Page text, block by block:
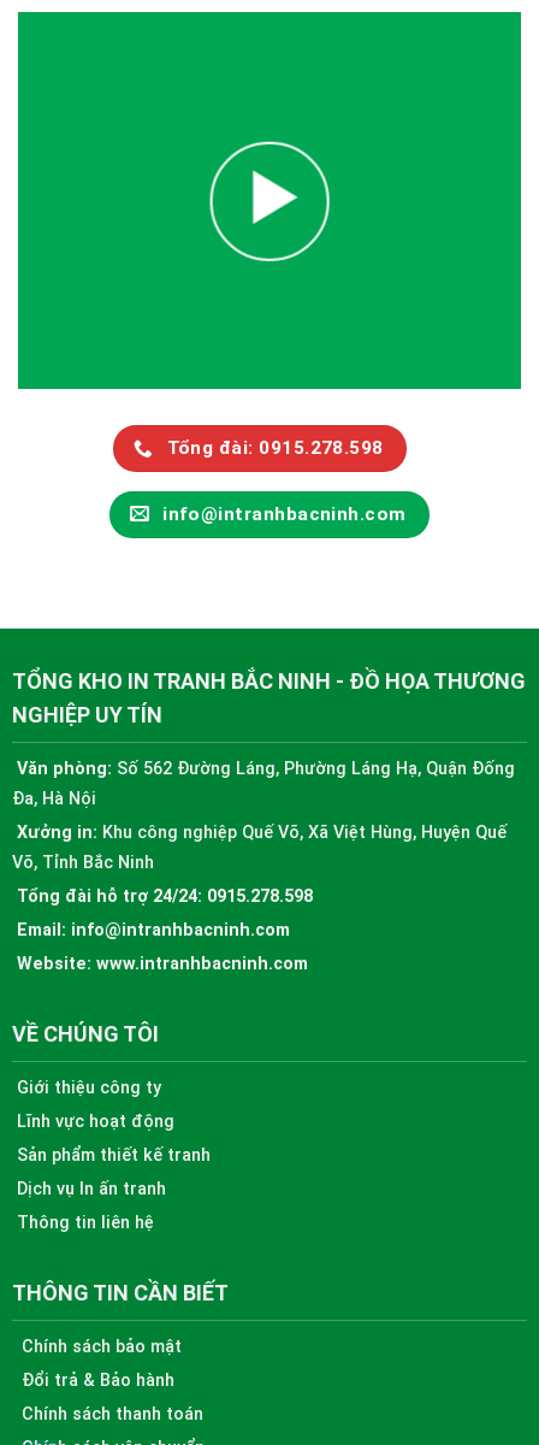
Tổng đài: 0915.278.598
info@intranhbacninh.com
TỔNG KHO IN TRANH BẮC NINH - ĐỒ HỌA THƯƠNG
NGHIỆP UY TÍN
Văn phòng: Số 562 Đường Láng, Phường Láng Hạ, Quận Đống
Đa, Hà Nội
Xưởng in: Khu công nghiệp Quế Võ, Xã Việt Hùng, Huyện Quế
Võ, Tỉnh Bắc Ninh
Tổng đài hỗ trợ 24/24: 0915.278.598
Email: info@intranhbacninh.com
Website: www.intranhbacninh.com
VỀ CHÚNG TÔI
Giới thiệu công ty
Lĩnh vực hoạt động
Sản phẩm thiết kế tranh
Dịch vụ In ấn tranh
Thông tin liên hệ
THÔNG TIN CẦN BIẾT
Chính sách bảo mật
Đổi trả & Bảo hành
Chính sách thanh toán